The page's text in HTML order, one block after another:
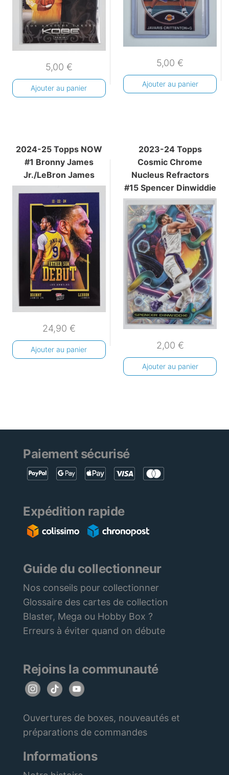
5,00 €
Ajouter au panier
5,00€
Ajouter au panier
2024-25 Topps NOW
#1 Bronny James
Jr./LeBron James
24,90 €
Ajouter au panier
2023-24 Topps
Cosmic Chrome
Nucleus Refractors
#15 Spencer Dinwiddie
2,00 €
Ajouter au panier
Paiement sécurisé
Expédition rapide
Guide du collectionneur
Nos conseils pour collectionner
Glossaire des cartes de collection
Blaster, Mega ou Hobby Box ?
Erreurs à éviter quand on débute
Rejoins la communauté
Ouvertures de boxes, nouveautés et
préparations de commandes
Informations